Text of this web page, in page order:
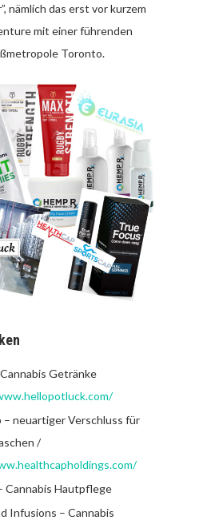
nämlich das erst vor kurzem
mit einer führenden
Toronto.
Getränke
– neuartiger Verschluss für
/
Cannabis Hautpflege
Infusions – Cannabis